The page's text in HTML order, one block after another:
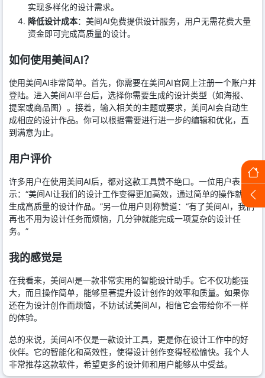
实现多样化的设计需求。
降低设计成本：美间AI免费提供设计服务，用户无需花费大量
资金即可完成高质量的设计。
如何使用美间AI？
使用美间AI非常简单。首先，你需要在美间AI官网上注册一个账户并
登陆。进入美间AI平台后，选择你需要生成的设计类型（如海报、
提案或商品图）。接着，输入相关的主题或要求，美间AI会自动生
成相应的设计作品。你可以根据需要进行进一步的编辑和优化，直
到满意为止。
用户评价
许多用户在使用美间AI后，都对这款工具赞不绝口。一位用户表
示：“美间AI让我们的设计工作变得更加高效，通过简单的操作就能
生成高质量的设计作品。”另一位用户则称赞道：“有了美间AI，我们
再也不用为设计任务而烦恼，几分钟就能完成一项复杂的设计任
务。”
我的感觉是
在我看来，美间AI是一款非常实用的智能设计助手。它不仅功能强
大，而且操作简单，能够显著提升设计创作的效率和质量。如果你
还在为设计创作而烦恼，不妨试试美间AI，相信它会带给你不一样
的体验。
总的来说，美间AI不仅是一款设计工具，更是你在设计工作中的好
伙伴。它的智能化和高效性，使得设计创作变得轻松愉快。我个人
非常推荐这款软件，希望更多的设计师和用户能够从中受益。